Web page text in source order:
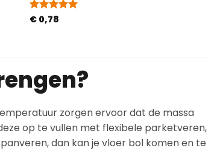
Gewaardeerd
€ 0,78
zorgen ervoor dat de massa
op te vullen met flexibele parketveren,
dan kan je vloer bol komen en te